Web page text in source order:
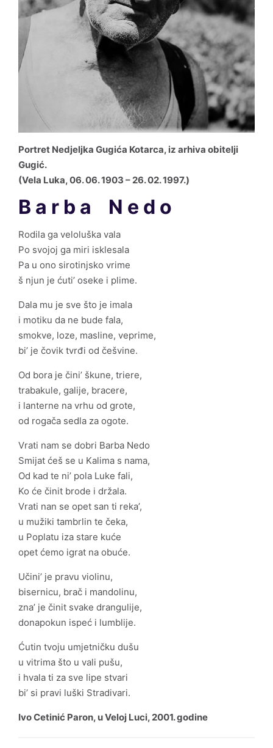
Jednostavna i javna nabava
Pravo na pristup informacijama
Izjava o pristupačnosti
Godišnji izvještaj o radu
Portret Nedjeljka Gugića Kotarca, iz arhiva obitelji
Gugić.
(Vela Luka, 06. 06. 1903 – 26. 02. 1997.)
B a r b a N e d o
Rodila ga veloluška vala
Po svojoj ga miri isklesala
Pa u ono sirotinjsko vrime
š njun je ćuti’ oseke i plime.
Dala mu je sve što je imala
i motiku da ne bude fala,
smokve, loze, masline, veprime,
bi’ je čovik tvrđi od češvine.
Od bora je čini’ škune, triere,
trabakule, galije, bracere,
i lanterne na vrhu od grote,
od rogača sedla za ogote.
Vrati nam se dobri Barba Nedo
Smijat ćeš se u Kalima s nama,
Od kad te ni’ pola Luke fali,
Ko će činit brode i držala.
Vrati nan se opet san ti reka’,
u mužiki tambrlin te čeka,
u Poplatu iza stare kuće
opet ćemo igrat na obuće.
Učini’ je pravu violinu,
bisernicu, brač i mandolinu,
zna’ je činit svake drangulije,
donapokun ispeć i lumblije.
Ćutin tvoju umjetničku dušu
u vitrima što u vali pušu,
i hvala ti za sve lipe stvari
bi’ si pravi luški Stradivari.
Ivo Cetinić Paron, u Veloj Luci, 2001. godine